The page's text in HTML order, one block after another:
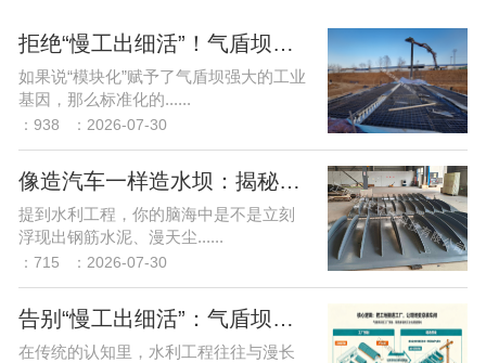
拒绝“慢工出细活”！气盾坝的“三步走”极速安装指南
如果说“模块化”赋予了气盾坝强大的工业
基因，那么标准化的......
：938 ：2026-07-30
像造汽车一样造水坝：揭秘气盾坝的“模块化”黑科技
提到水利工程，你的脑海中是不是立刻
浮现出钢筋水泥、漫天尘......
：715 ：2026-07-30
告别“慢工出细活”：气盾坝如何按下水利工程的“快进键”？
在传统的认知里，水利工程往往与漫长